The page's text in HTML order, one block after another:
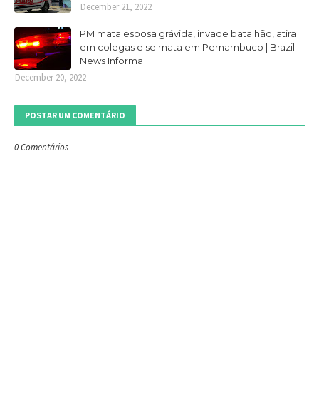
December 21, 2022
PM mata esposa grávida, invade batalhão, atira
em colegas e se mata em Pernambuco | Brazil
News Informa
December 20, 2022
POSTAR UM COMENTÁRIO
0 Comentários